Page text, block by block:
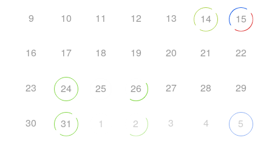
9 10 11 12 13 14 15
16 17 18 19 20 21 22
23 24 25 26 27 28 29
30 31 1 2 3 4 5